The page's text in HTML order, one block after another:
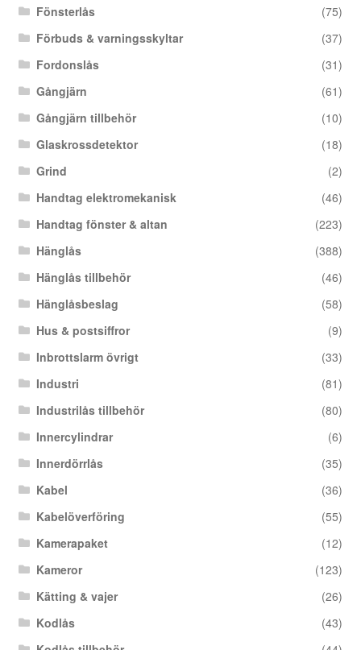
Fönsterlås
(75)
Förbuds & varningsskyltar
(37)
Fordonslås
(31)
Gångjärn
(61)
Gångjärn tillbehör
(10)
Glaskrossdetektor
(18)
Grind
(2)
Handtag elektromekanisk
(46)
Handtag fönster & altan
(223)
Hänglås
(388)
Hänglås tillbehör
(46)
Hänglåsbeslag
(58)
Hus & postsiffror
(9)
Inbrottslarm övrigt
(33)
Industri
(81)
Industrilås tillbehör
(80)
Innercylindrar
(6)
Innerdörrlås
(35)
Kabel
(36)
Kabelöverföring
(55)
Kamerapaket
(12)
Kameror
(123)
Kätting & vajer
(26)
Kodlås
(43)